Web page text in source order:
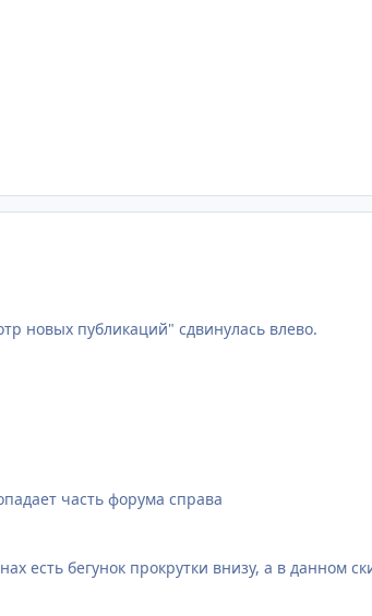
новых публикаций" сдвинулась влево.
часть форума справа
есть бегунок прокрутки внизу, а в данном